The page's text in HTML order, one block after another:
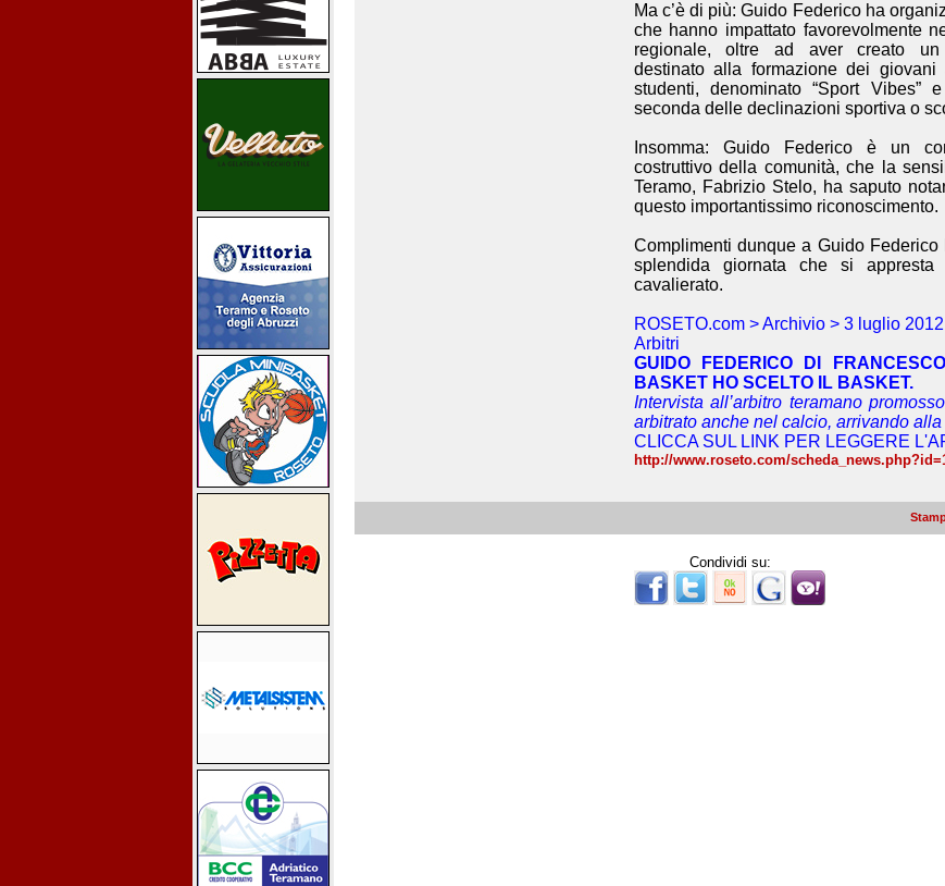
Ma c’è di più: Guido Federico ha
che hanno impattato favorevolmente
regionale, oltre ad aver creato un
destinato alla formazione dei
studenti, denominato “Sport Vibes”
seconda delle declinazioni sportiva o
Insomma: Guido Federico è un
costruttivo della comunità, che la
Teramo, Fabrizio Stelo, ha saputo
questo importantissimo riconoscimento.
Complimenti dunque a Guido
splendida giornata che si
cavalierato.
ROSETO.com > Archivio > 3 luglio 2012
Arbitri
GUIDO FEDERICO DI
BASKET HO SCELTO IL BASKET.
Intervista all’arbitro teramano
arbitrato anche nel calcio, arrivando alla
CLICCA SUL LINK PER LEGGERE
http://www.roseto.com/
Condividi su: